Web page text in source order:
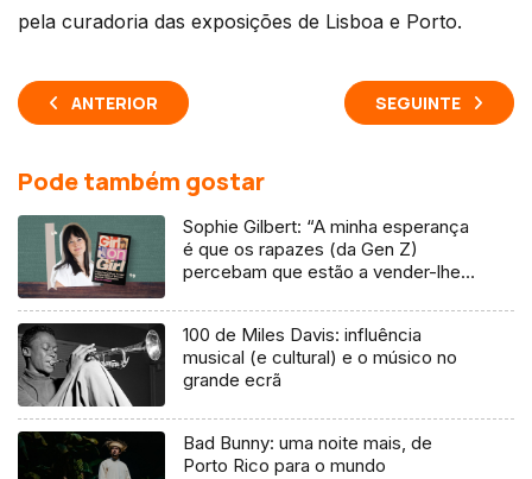
pela curadoria das exposições de Lisboa e Porto.
ANTERIOR SEGUINTE
Pode também gostar
Sophie Gilbert: “A minha esperança
é que os rapazes (da Gen Z)
percebam que estão a vender-lhes
100 de Miles Davis: influência
musical (e cultural) e o músico no
grande ecrã
Bad Bunny: uma noite mais, de
Porto Rico para o mundo